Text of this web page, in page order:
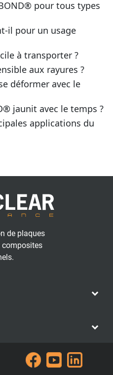
pour tous types
il pour un usage
à transporter ?
aux rayures ?
déformer avec le
jaunit avec le temps ?
applications du
de plaques